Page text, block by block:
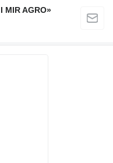
MIR AGRO»